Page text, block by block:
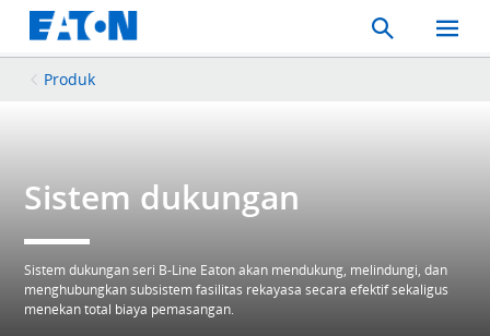
Search
Toggle
Mobile
Produk
Sistem dukungan
Sistem dukungan seri B-Line Eaton akan mendukung, melindungi, dan
menghubungkan subsistem fasilitas rekayasa secara efektif sekaligus
menekan total biaya pemasangan.